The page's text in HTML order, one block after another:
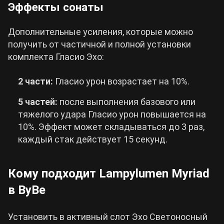
Эффекты сонаты
Дополнительные усиления, которые можно
получить от частичной и полной установки
комплекта Гласио Эхо:
2 части: Гласио урон возрастает на 10%.
5 частей: после выполнения базового или
тяжелого удара Гласио урон повышается на
10%. Эффект может складываться до 3 раз,
каждый стак действует 15 секунд.
Кому подходит Lampylumen Myriad
в ВуВе
Установить в активный слот Эхо Светоносный